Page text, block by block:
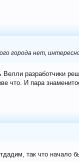
города нет,
разработчики
что. И пара
так что начало